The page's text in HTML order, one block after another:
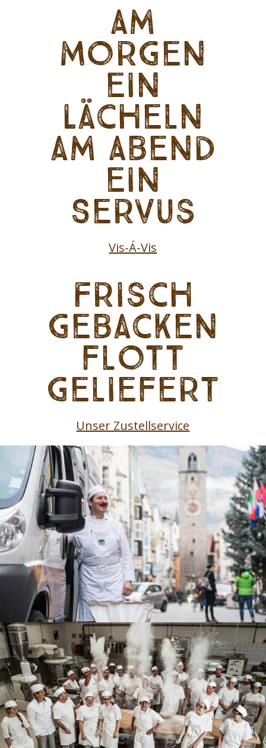
Am
Morgen
ein
Lächeln
am Abend
ein
Servus
Vis-Á-Vis
Frisch
gebacken
flott
geliefert
Unser Zustellservice